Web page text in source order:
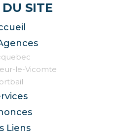
SITE
le-Vicomte
Liens